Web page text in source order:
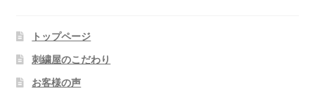
トップページ
刺繍屋のこだわり
お客様の声